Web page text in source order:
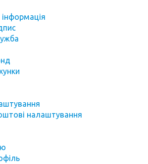
інформація
налаштування